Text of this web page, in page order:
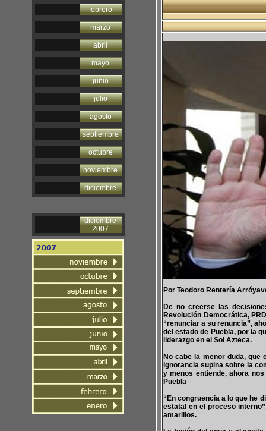
febrero
marzo
abril
mayo
junio
julio
agosto
septiembre
octubre
noviembre
diciembre
diciembre
2007
Por Teodoro Rentería
De no creerse las
Revolución Democrática,
“renunciar a su renuncia”,
del estado de Puebla, por la
liderazgo en el Sol Azteca.
No cabe la menor duda,
ignorancia supina sobre la
y menos entiende, ahora
Puebla
“En congruencia a lo que he
estatal en el proceso
amarillos.